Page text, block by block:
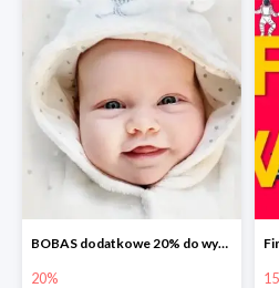
BOBAS dodatkowe 20% do wyprzedaży
20%